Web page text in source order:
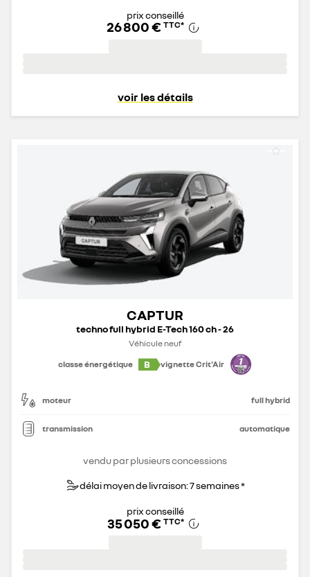
prix conseillé
26 800 € TTC*
voir les détails
CAPTUR
techno full hybrid E-Tech 160 ch - 26
Véhicule neuf
classe énergétique
B vignette Crit'Air
moteur full hybrid
transmission automatique
vendu par plusieurs concessions
délai moyen de livraison: 7 semaines *
prix conseillé
35 050 € TTC*